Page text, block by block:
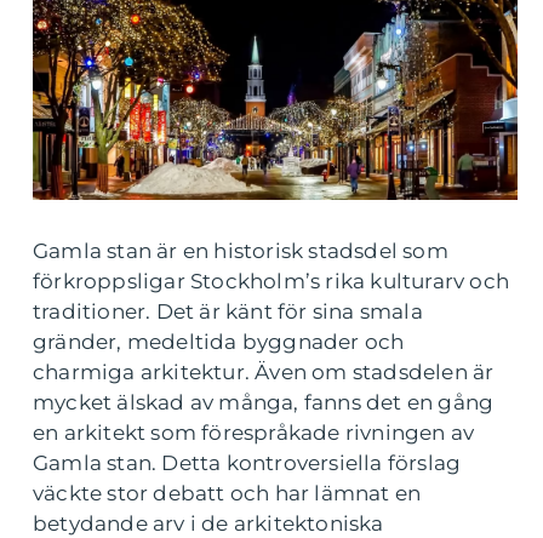
Gamla stan är en historisk stadsdel som
förkroppsligar Stockholm’s rika kulturarv och
traditioner. Det är känt för sina smala
gränder, medeltida byggnader och
charmiga arkitektur. Även om stadsdelen är
mycket älskad av många, fanns det en gång
en arkitekt som förespråkade rivningen av
Gamla stan. Detta kontroversiella förslag
väckte stor debatt och har lämnat en
betydande arv i de arkitektoniska